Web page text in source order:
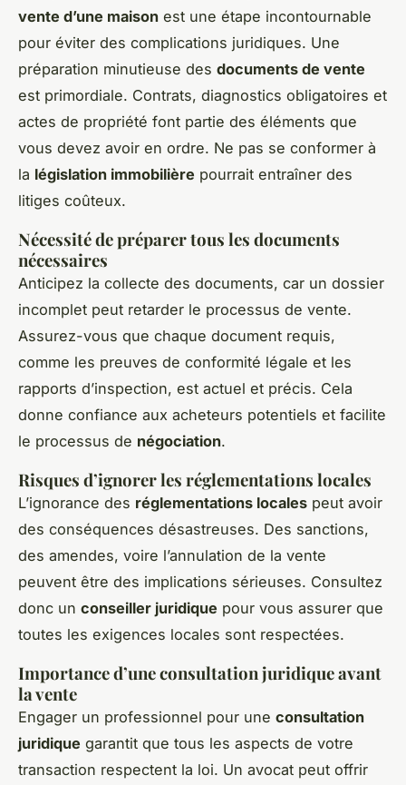
vente d’une maison est une étape incontournable
pour éviter des complications juridiques. Une
préparation minutieuse des documents de vente
est primordiale. Contrats, diagnostics obligatoires et
actes de propriété font partie des éléments que
vous devez avoir en ordre. Ne pas se conformer à
la législation immobilière pourrait entraîner des
litiges coûteux.
Nécessité de préparer tous les documents
nécessaires
Anticipez la collecte des documents, car un dossier
incomplet peut retarder le processus de vente.
Assurez-vous que chaque document requis,
comme les preuves de conformité légale et les
rapports d’inspection, est actuel et précis. Cela
donne confiance aux acheteurs potentiels et facilite
le processus de négociation.
Risques d’ignorer les réglementations locales
L’ignorance des réglementations locales peut avoir
des conséquences désastreuses. Des sanctions,
des amendes, voire l’annulation de la vente
peuvent être des implications sérieuses. Consultez
donc un conseiller juridique pour vous assurer que
toutes les exigences locales sont respectées.
Importance d’une consultation juridique avant
la vente
Engager un professionnel pour une consultation
juridique garantit que tous les aspects de votre
transaction respectent la loi. Un avocat peut offrir